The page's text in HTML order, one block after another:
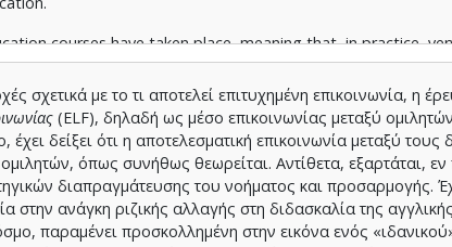
courses have taken place, meaning that, in practice,
Meanwhile, far too little attention has been paid to the
as the process whereby change can indeed be brought
employs transformative learning as a theoretical and
ELF-aware teacher education courseGrowing Awareness
place in Greece. To offer a comprehensive picture of the
a mixed methods research approach, drawing on
such as questionnaires, reflective journals and
σχετικά με το τι αποτελεί επιτυχημένη επικοινωνία, η
(ELF), δηλαδή ως μέσο επικοινωνίας μεταξύ
δείξει ότι η αποτελεσματική επικοινωνία μεταξύ τους
όπως συνήθως θεωρείται. Αντίθετα, εξαρτάται, εν
διαπραγμάτευσης του νοήματος και προσαρμογής.
στην ανάγκη ριζικής αλλαγής στη διδασκαλία της
παραμένει προσκολλημένη στην εικόνα ενός